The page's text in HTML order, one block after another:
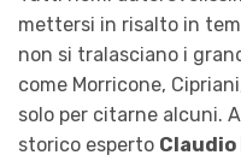
mettersi in risalto in
non si tralasciano i
come Morricone,
solo per citarne alcuni.
storico esperto Claudio